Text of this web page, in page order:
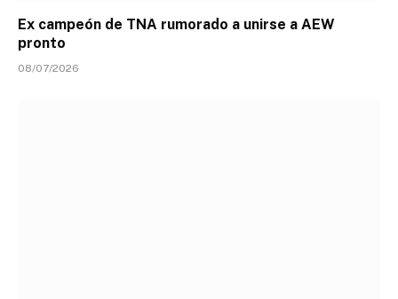
Ex campeón de TNA rumorado a unirse a AEW
pronto
08/07/2026